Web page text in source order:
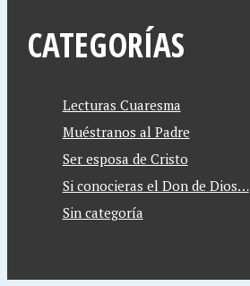
CATEGORÍAS
Lecturas Cuaresma
Muéstranos al Padre
Ser esposa de Cristo
Si conocieras el Don de Dios…
Sin categoría